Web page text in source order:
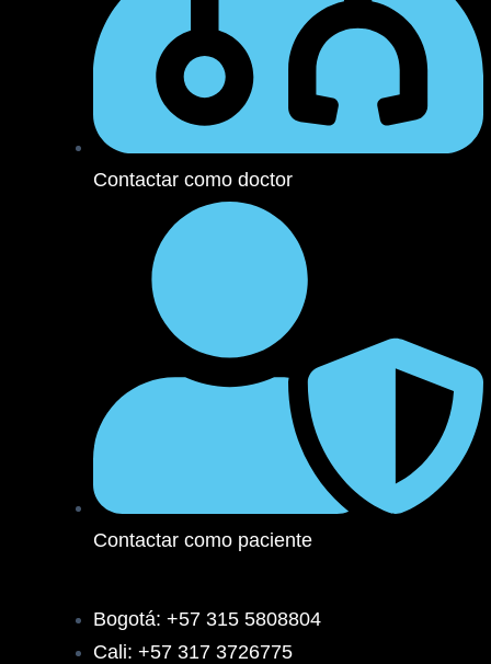
Contactar como doctor
Contactar como paciente
Bogotá: +57 315 5808804
Cali: +57 317 3726775